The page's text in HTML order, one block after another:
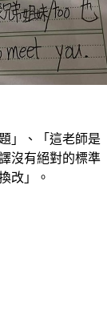
」、「這老師是
沒有絕對的標準
改」。